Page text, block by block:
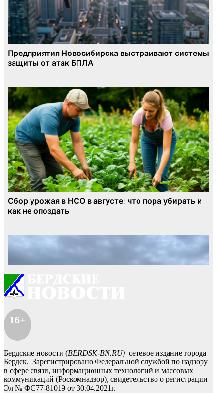
16+
Бердские новости (BERDSK-BN.RU) сетевое издание города
Бердск. Зарегистрировано Федеральной службой по надзору
в сфере связи, информационных технологий и массовых
коммуникаций (Роскомнадзор), свидетельство о регистрации
Эл № ФС77-81019 от 30.04.2021г.